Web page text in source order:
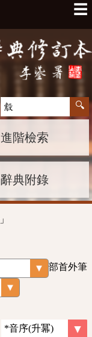
☰
進階檢索
辭典附錄
」
部首外筆